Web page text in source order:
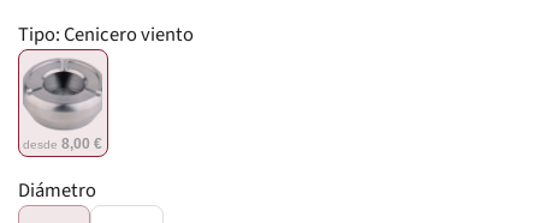
Tipo:Cenicero viento
desde8,00 €
Diámetro